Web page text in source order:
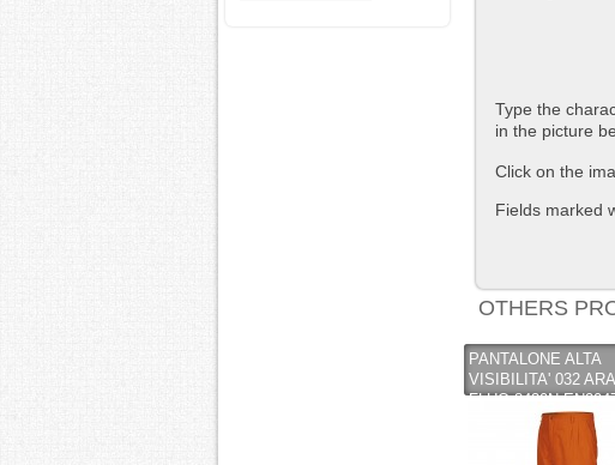
Type the
in the picture
Click on the
Fields marked
OTHERS
PANTALONE ALTA
VISIBILITA' 032
FLUO 8430N
CERTIFICATO -
INDUSTRIAL